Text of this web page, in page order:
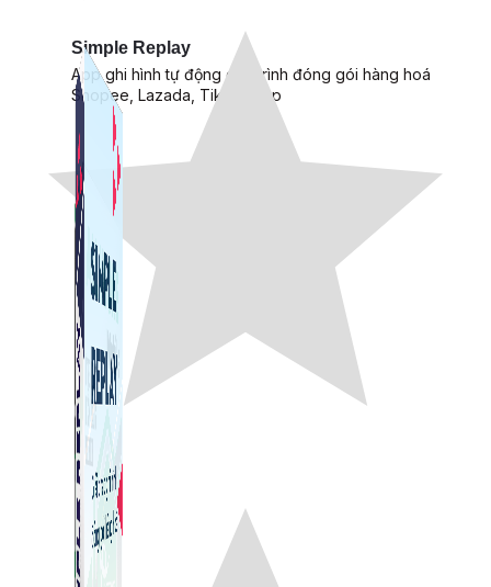
Simple Replay
App ghi hình tự động quy trình đóng gói hàng hoá
Shopee, Lazada, Tiktokshop